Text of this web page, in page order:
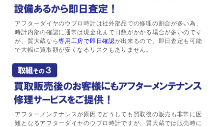
アフターダイヤのウブロ時計は社外部品での修理の割合が多い為、
時計内部の確認に通常は現金化まで日数がかかる場合が多いのです
が、質大蔵なら専用工房で即日確認が出来るので、即日査定も可能
で大幅に買取額が安くなるリスクもありません。
アフターメンテナンスが原因でどうしても買取後の販売も非常に困
難となるアフターダイヤのウブロ時計ですが、質大蔵では販売時に